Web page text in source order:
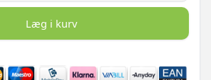
Læg i kurv